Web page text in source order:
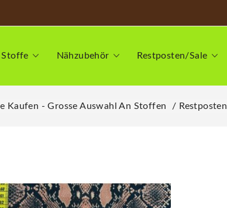
Stoffe Nähzubehör Restposten/Sale
Kaufen - Grosse Auswahl An Stoffen Restposten